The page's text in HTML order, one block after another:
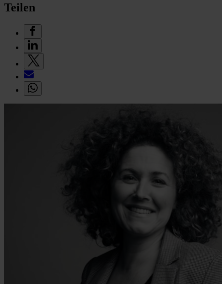
Teilen